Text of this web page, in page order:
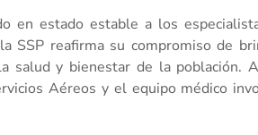
estado estable a los
SSP reafirma su compromiso de
salud y bienestar de la población.
Aéreos y el equipo médico